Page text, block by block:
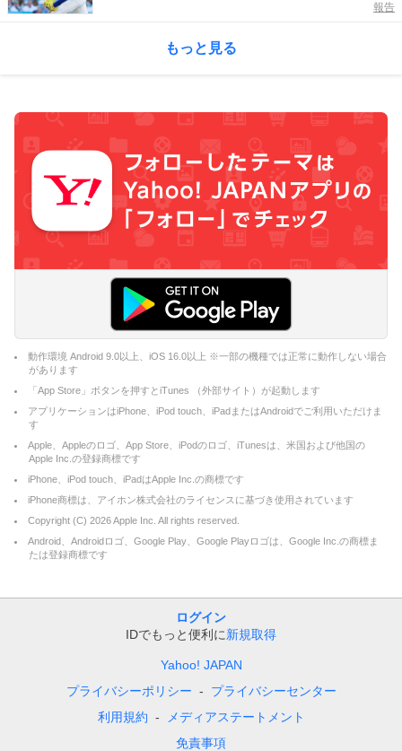
報告
もっと見る
動作環境 Android 9.0以上、iOS 16.0以上 ※一部の機種では正常に動作しない場合
があります
「App Store」ボタンを押すとiTunes （外部サイト）が起動します
アプリケーションはiPhone、iPod touch、iPadまたはAndroidでご利用いただけま
す
Apple、Appleのロゴ、App Store、iPodのロゴ、iTunesは、米国および他国の
Apple Inc.の登録商標です
iPhone、iPod touch、iPadはApple Inc.の商標です
iPhone商標は、アイホン株式会社のライセンスに基づき使用されています
Copyright (C) 2026Apple Inc. All rights reserved.
Android、Androidロゴ、Google Play、Google Playロゴは、Google Inc.の商標ま
たは登録商標です
ログイン
IDでもっと便利に新規取得
Yahoo! JAPAN
プライバシーポリシー
プライバシーセンター
利用規約
メディアステートメント
免責事項